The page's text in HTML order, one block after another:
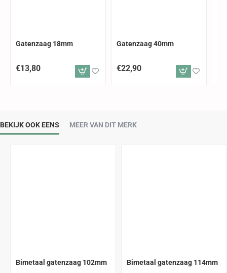
Gatenzaag 18mm
€13,80
Gatenzaag 40mm
€22,90
BEKIJK OOK EENS MEER VAN DIT MERK
Bimetaal gatenzaag 102mm Bimetaal gatenzaag 114mm